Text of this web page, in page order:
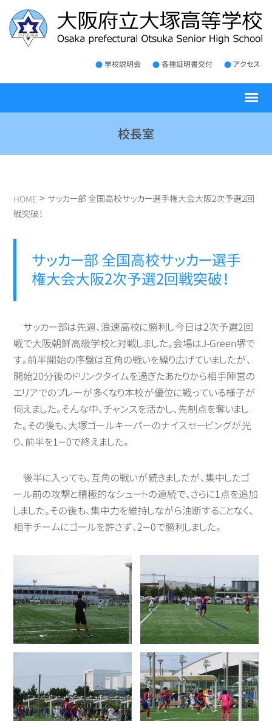
学校説明会 各種証明書交付 アクセス
校長室
HOME > サッカー部 全国高校サッカー選手権大会大阪2次予選2回
戦突破！
サッカー部 全国高校サッカー選手
権大会大阪2次予選2回戦突破！
サッカー部は先週、浪速高校に勝利し今日は2次予選2回
戦で大阪朝鮮高級学校と対戦しました。会場はJ-Green堺で
す。前半開始の序盤は互角の戦いを繰り広げていましたが、
開始20分後のドリンクタイムを過ぎたあたりから相手陣営の
エリアでのプレーが多くなり本校が優位に戦っている様子が
伺えました。そんな中、チャンスを活かし、先制点を奪いまし
た。その後も、大塚ゴールキーパーのナイスセービングが光
り、前半を1－0で終えました。
後半に入っても、互角の戦いが続きましたが、集中したゴ
ール前の攻撃と積極的なシュートの連続で、さらに1点を追加
しました。その後も、集中力を維持しながら油断することなく、
相手チームにゴールを許さず、2－0で勝利しました。